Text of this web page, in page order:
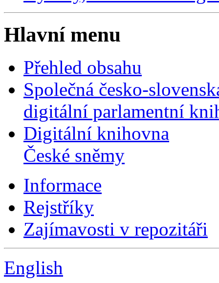
Hlavní menu
Přehled obsahu
Společná česko-
digitální parlamentní
Digitální knihovna
České sněmy
Informace
Rejstříky
Zajímavosti v repozitáři
English